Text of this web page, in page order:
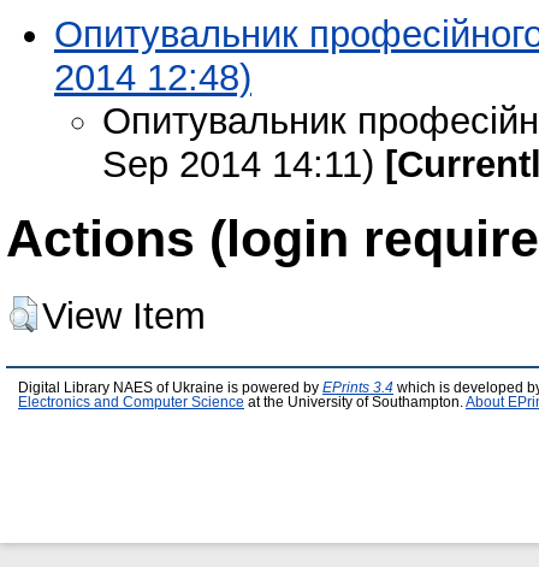
Опитувальник
2014 12:48)
Опитувальник
Sep 2014 14:11)
Actions (login
View Item
Digital Library NAES of Ukraine is powered by EPrints 3.4 which is developed
Electronics and Computer Science at the University of Southampton. About